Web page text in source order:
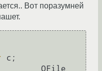
Вот поразумней
c;